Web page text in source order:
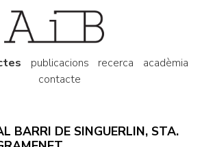
publicacions recerca
acadèmia
contacte
BARRI DE SINGUERLIN, STA.